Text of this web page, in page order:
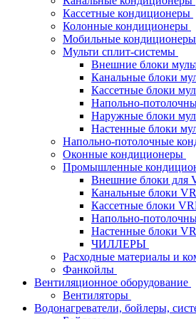
Кассетные кондиционеры
Колонные кондиционеры
Мобильные кондиционеры
Мульти сплит-системы
Внешние блоки
Канальные блоки
Кассетные блоки
Напольно-
Наружные блоки
Настенные блоки
Напольно-потолочные
Оконные кондиционеры
Промышленные
Внешние блоки для
Канальные блоки
Кассетные блоки
Напольно-
Настенные блоки
ЧИЛЛЕРЫ
Расходные материалы и
Фанкойлы
Вентиляционное оборудование
Вентиляторы
Водонагреватели, бойлеры,